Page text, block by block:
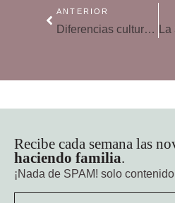
ANTERIOR
Diferencias culturales, colegios en común
Recibe cada semana las
haciendo familia.
¡Nada de SPAM! solo